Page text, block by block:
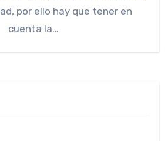
por ello hay que tener en
cuenta la…